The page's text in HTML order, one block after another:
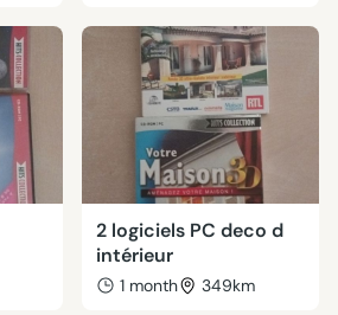
2 logiciels PC deco d
intérieur
1 month 349km